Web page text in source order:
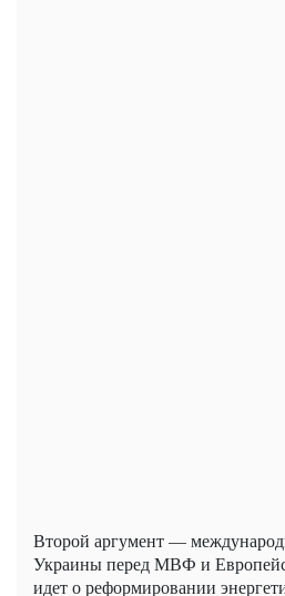
Второй аргумент —
Украины перед МВФ и
идет о реформировании